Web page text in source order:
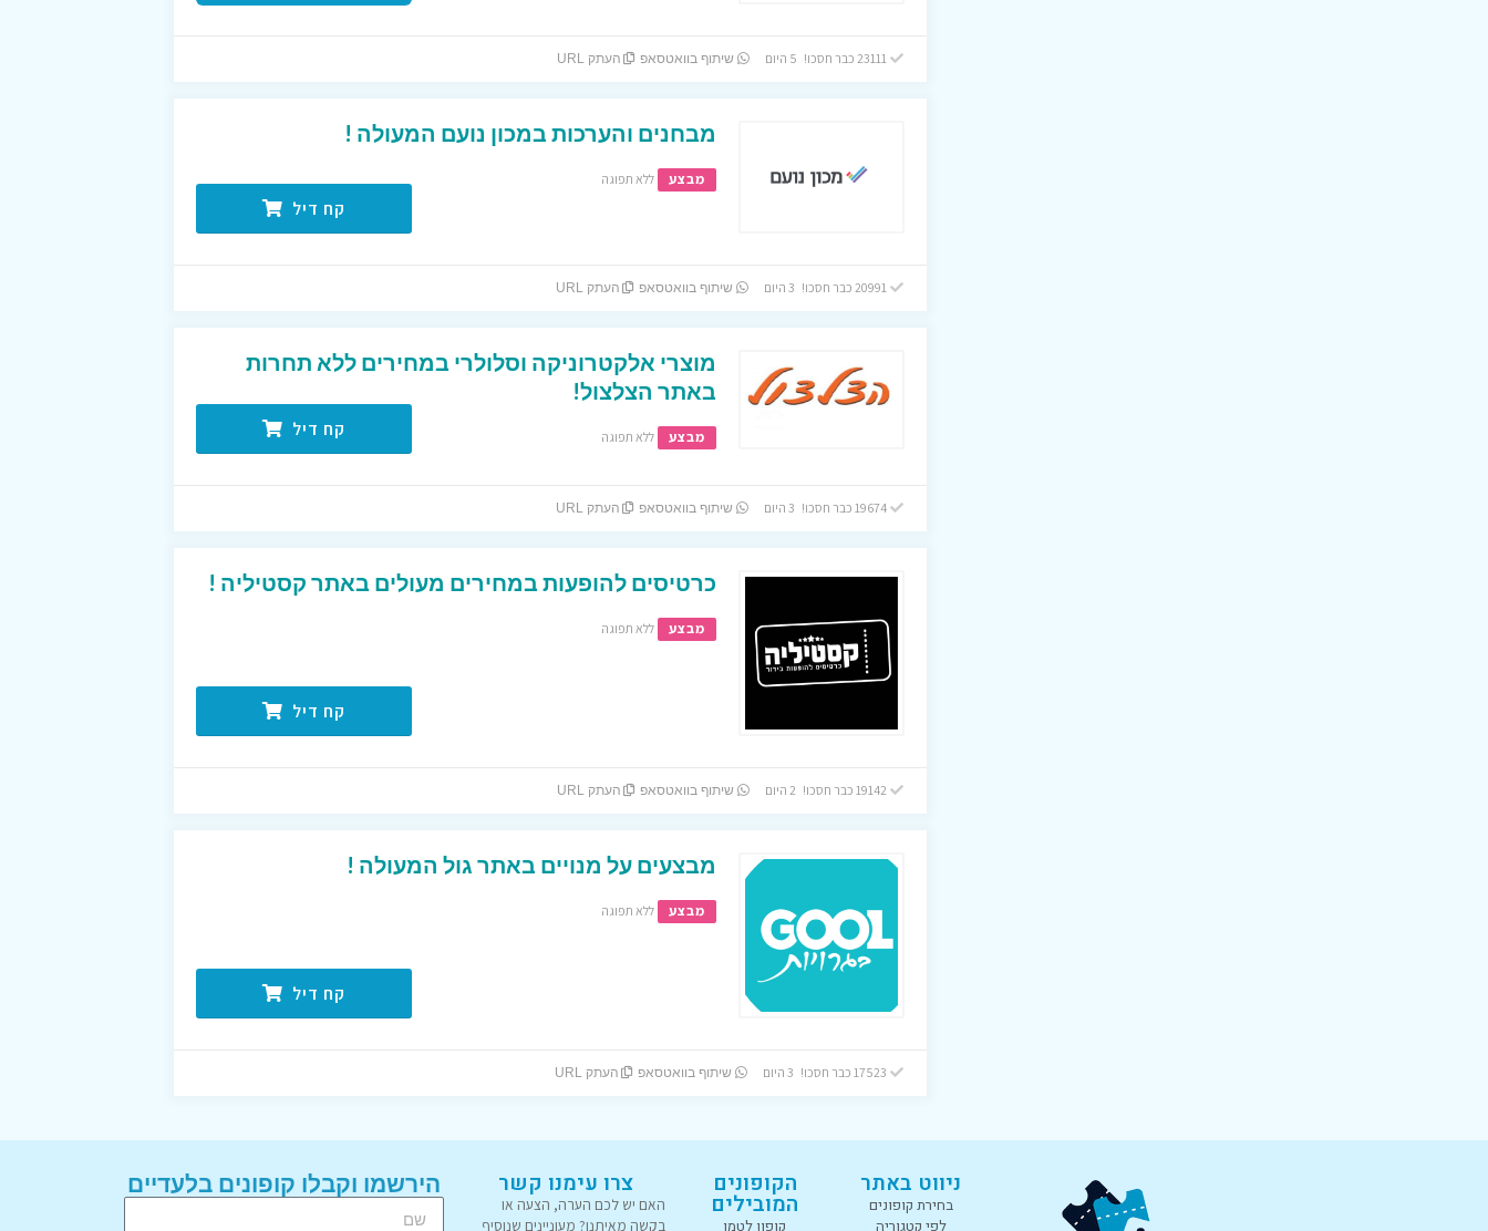
23111 כבר חסכו! 5 היום שיתוף בוואטסאפ העתק URL
מבחנים והערכות במכון נועם המעולה !
מבצע ללא תפוגה
קח דיל
20991 כבר חסכו! 3 היום שיתוף בוואטסאפ העתק URL
מוצרי אלקטרוניקה וסלולרי במחירים ללא תחרות
באתר הצלצול!
מבצע ללא תפוגה קח דיל
19674 כבר חסכו! 3 היום שיתוף בוואטסאפ העתק URL
כרטיסים להופעות במחירים מעולים באתר קסטיליה !
מבצע ללא תפוגה
קח דיל
19142 כבר חסכו! 2 היום שיתוף בוואטסאפ העתק URL
מבצעים על מנויים באתר גול המעולה !
מבצע ללא תפוגה
קח דיל
שיתוף בוואטסאפ העתק URL
ניווט באתר
בחירת קופונים
לפי קטגוריה
הקופונים
המובילים
קופון לטמו
צרו עימנו קשר
האם יש לכם הערה, הצעה או
בקשה מאיתנו? מעוניינים שנוסיף
הירשמו וקבלו קופונים בלעדיים